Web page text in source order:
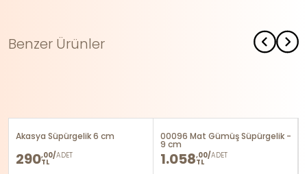
Benzer Ürünler
Akasya Süpürgelik 6 cm
290,00/ADET
TL
00096 Mat Gümüş Süpürgelik -
9 cm
1.058,00/ADET
TL